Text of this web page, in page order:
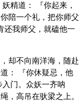
精道： 『你起来，
陪一个礼，把你师父
还我师父，就磕他一
却不向南洋海，随赴
： 『你休疑忌，他
门。众妖一齐呐
，高吊在驮梁之上。